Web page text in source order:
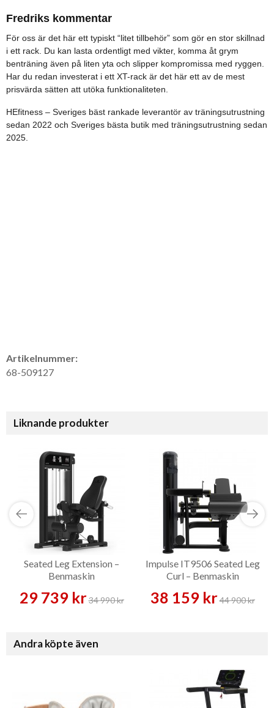
Fredriks kommentar
För oss är det här ett typiskt “litet tillbehör” som gör en stor skillnad
i ett rack. Du kan lasta ordentligt med vikter, komma åt grym
benträning även på liten yta och slipper kompromissa med ryggen.
Har du redan investerat i ett XT-rack är det här ett av de mest
prisvärda sätten att utöka funktionaliteten.
HEfitness – Sveriges bäst rankade leverantör av träningsutrustning
sedan 2022 och Sveriges bästa butik med träningsutrustning sedan
2025.
Artikelnummer:
68-509127
Liknande produkter
Seated Leg Extension –
Benmaskin
29 739 kr34 990 kr
Impulse IT9506 Seated Leg
Curl – Benmaskin
38 159 kr44 900 kr
Andra köpte även